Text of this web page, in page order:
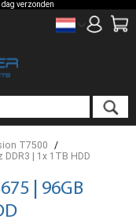
verzonden
T7500
| 1x 1TB HDD
| 96GB